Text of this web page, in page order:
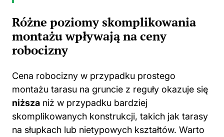
Różne poziomy skomplikowania
montażu wpływają na ceny
robocizny
Cena robocizny w przypadku prostego
montażu tarasu na gruncie z reguły okazuje się
niższa niż w przypadku bardziej
skomplikowanych konstrukcji, takich jak tarasy
na słupkach lub nietypowych kształtów. Warto